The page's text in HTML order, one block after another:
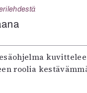
roolia